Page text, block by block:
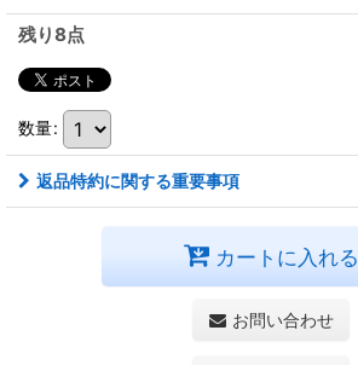
残り8点
数量:
返品特約に関する重要事項
カートに入れる
お問い合わせ